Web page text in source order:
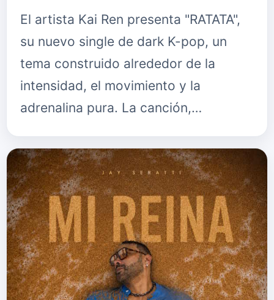
El artista Kai Ren presenta "RATATA",
su nuevo single de dark K-pop, un
tema construido alrededor de la
intensidad, el movimiento y la
adrenalina pura. La canción,
plataformas digitales, combina K-pop,
dance-pop, …